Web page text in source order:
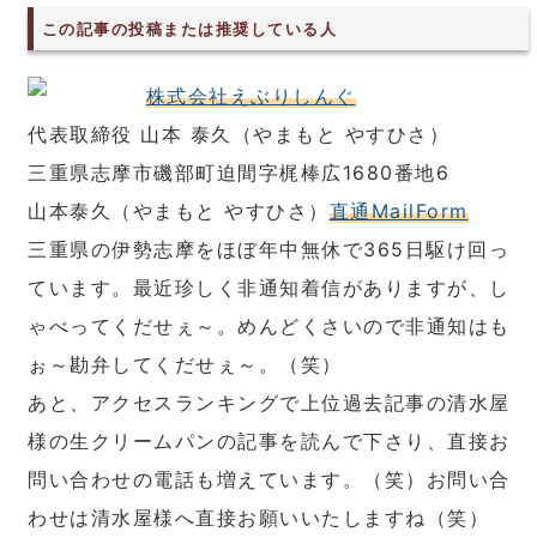
この記事の投稿または推奨している人
株式会社えぶりしんぐ
代表取締役 山本 泰久（やまもと やすひさ）
三重県志摩市磯部町迫間字梶棒広1680番地6
山本泰久（やまもと やすひさ） 直通MailForm
三重県の伊勢志摩をほぼ年中無休で365日駆け回っ
ています。最近珍しく非通知着信がありますが、し
ゃべってくだせぇ～。めんどくさいので非通知はも
ぉ～勘弁してくだせぇ～。（笑）
あと、アクセスランキングで上位過去記事の清水屋
様の生クリームパンの記事を読んで下さり、直接お
問い合わせの電話も増えています。（笑）お問い合
わせは清水屋様へ直接お願いいたしますね（笑）